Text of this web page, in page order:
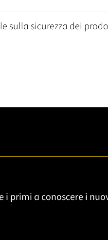
sulla sicurezza dei
i primi a conoscere i